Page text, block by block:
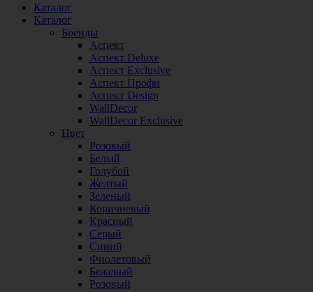
Каталог
Каталог
Бренды
Аспект
Аспект Deluxe
Аспект Exclusive
Аспект Профи
Аспект Design
WallDecor
WallDecor Exclusive
Цвет
Розовый
Белый
Голубой
Желтый
Зеленый
Коричневый
Красный
Серый
Синий
Фиолетовый
Бежевый
Розовый